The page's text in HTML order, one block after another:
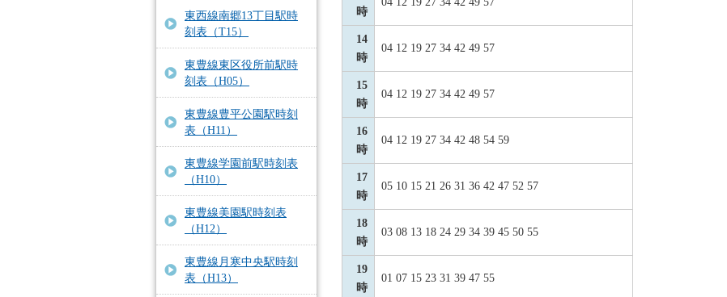
東西線南郷13丁目駅時
刻表（T15）
東豊線東区役所前駅時
刻表（H05）
東豊線豊平公園駅時刻
表（H11）
東豊線学園前駅時刻表
（H10）
東豊線美園駅時刻表
（H12）
東豊線月寒中央駅時刻
表（H13）
時
14
時
04 12 19 27 34 42 49 57
15
時
04 12 19 27 34 42 49 57
16
時
04 12 19 27 34 42 48 54 59
17
時
05 10 15 21 26 31 36 42 47 52 57
18
時
03 08 13 18 24 29 34 39 45 50 55
19
時
01 07 15 23 31 39 47 55